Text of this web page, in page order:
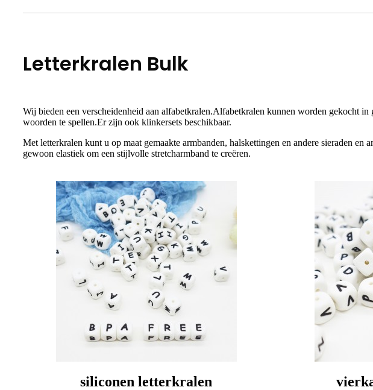
Letterkralen Bulk
Wij bieden een verscheidenheid aan alfabetkralen.Alfabetkralen kunnen worden gekocht
woorden te spellen.Er zijn ook klinkersets beschikbaar.
Met letterkralen kunt u op maat gemaakte armbanden, halskettingen en andere sieraden
gewoon elastiek om een ​​stijlvolle stretcharmband te creëren.
siliconen letterkralen